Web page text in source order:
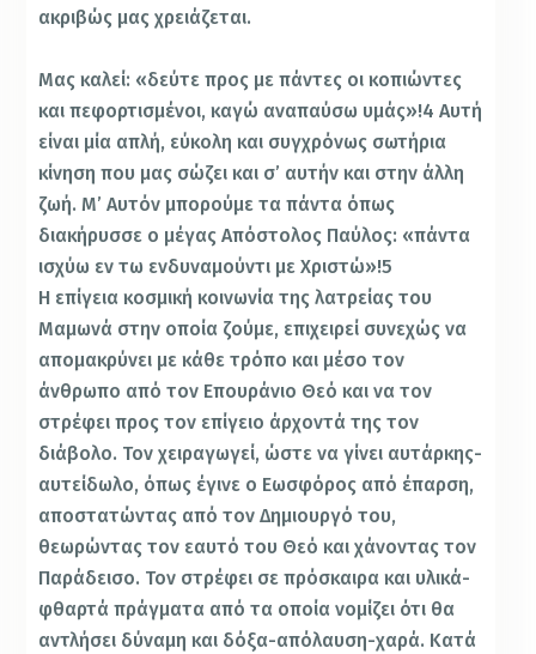
ακριβώς μας χρειάζεται.
Μας καλεί: «δεύτε προς με πάντες οι κοπιώντες
και πεφορτισμένοι, καγώ αναπαύσω υμάς»!4 Αυτή
είναι μία απλή, εύκολη και συγχρόνως σωτήρια
κίνηση που μας σώζει και σ’ αυτήν και στην άλλη
ζωή. Μ’ Αυτόν μπορούμε τα πάντα όπως
διακήρυσσε ο μέγας Απόστολος Παύλος: «πάντα
ισχύω εν τω ενδυναμούντι με Χριστώ»!5
Η επίγεια κοσμική κοινωνία της λατρείας του
Μαμωνά στην οποία ζούμε, επιχειρεί συνεχώς να
απομακρύνει με κάθε τρόπο και μέσο τον
άνθρωπο από τον Επουράνιο Θεό και να τον
στρέφει προς τον επίγειο άρχοντά της τον
διάβολο. Τον χειραγωγεί, ώστε να γίνει αυτάρκης-
αυτείδωλο, όπως έγινε ο Εωσφόρος από έπαρση,
αποστατώντας από τον Δημιουργό του,
θεωρώντας τον εαυτό του Θεό και χάνοντας τον
Παράδεισο. Τον στρέφει σε πρόσκαιρα και υλικά-
φθαρτά πράγματα από τα οποία νομίζει ότι θα
αντλήσει δύναμη και δόξα-απόλαυση-χαρά. Κατά